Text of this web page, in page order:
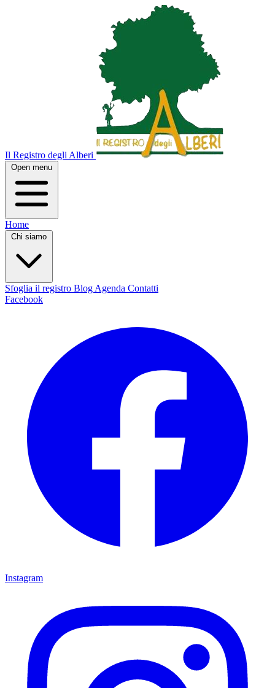
Il Registro degli Alberi
Open menu
Home
Chi siamo
Sfoglia il registro Blog Agenda Contatti
Facebook
Instagram